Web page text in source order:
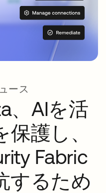
ース
、AIを活
護し、
Fabric
するため